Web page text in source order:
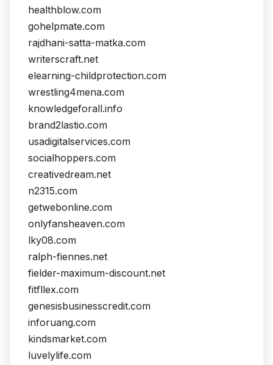
healthblow.com
gohelpmate.com
rajdhani-satta-matka.com
writerscraft.net
elearning-childprotection.com
wrestling4mena.com
knowledgeforall.info
brand2lastio.com
usadigitalservices.com
socialhoppers.com
creativedream.net
n2315.com
getwebonline.com
onlyfansheaven.com
lky08.com
ralph-fiennes.net
fielder-maximum-discount.net
fitfllex.com
genesisbusinesscredit.com
inforuang.com
kindsmarket.com
luvelylife.com